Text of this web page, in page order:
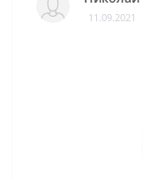
11.09.2021